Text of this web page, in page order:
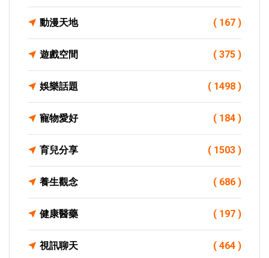
動漫天地 ( 167 )
遊戲空間 ( 375 )
娛樂話題 ( 1498 )
寵物愛好 ( 184 )
育兒分享 ( 1503 )
養生觀念 ( 686 )
健康醫藥 ( 197 )
視訊聊天 ( 464 )